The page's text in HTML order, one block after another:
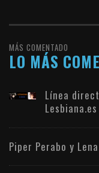
MÁS COMENTADO
LO MÁS
Línea
Lesbiana.es
Piper Perabo y